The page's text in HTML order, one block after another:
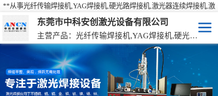
**从事光纤传输焊接机,YAG焊接机,硬光路焊接机,激光器连续焊接机,激
光焊接机,激光打标机,激光切割机等产品的研发、生产、销售
东莞市中科安创激光设备有限公司
主营产品：光纤传输焊接机,YAG焊接机,硬光路焊接机,激光器连续焊接机
激光焊接机
激光打标机
YAG硬光路激光焊接机
光纤传输激光焊接机